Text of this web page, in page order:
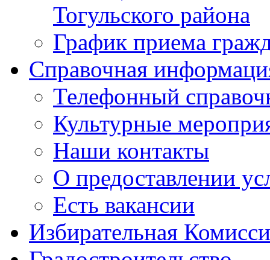
Тогульского района
График приема
Справочная
Телефонный
Культурные
Наши контакты
О предоставлении
Есть вакансии
Избирательная